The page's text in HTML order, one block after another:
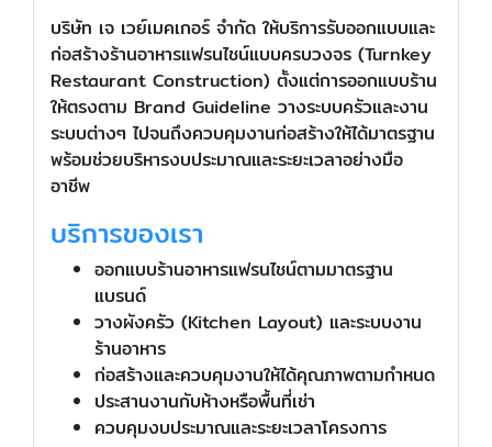
บริษัท เจ เวย์เมคเกอร์ จำกัด ให้บริการรับออกแบบและ
ก่อสร้างร้านอาหารแฟรนไชน์แบบครบวงจร (Turnkey
Restaurant Construction) ตั้งแต่การออกแบบร้าน
ให้ตรงตาม Brand Guideline วางระบบครัวและงาน
ระบบต่างๆ ไปจนถึงควบคุมงานก่อสร้างให้ได้มาตรฐาน
พร้อมช่วยบริหารงบประมาณและระยะเวลาอย่างมือ
อาชีพ
บริการของเรา
ออกแบบร้านอาหารแฟรนไชน์ตามมาตรฐาน
แบรนด์
วางผังครัว (Kitchen Layout) และระบบงาน
ร้านอาหาร
ก่อสร้างและควบคุมงานให้ได้คุณภาพตามกำหนด
ประสานงานกับห้างหรือพื้นที่เช่า
ควบคุมงบประมาณและระยะเวลาโครงการ